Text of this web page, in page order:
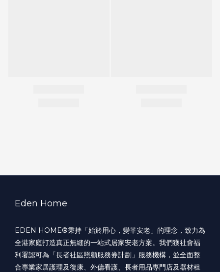
Eden Home
EDEN HOME®️秉持「始於用心，變革安老」的理念，致力為
全港家庭打造真正無縫的一站式居家安老方案。我們獲社會福
利署認可為「長者社區照顧服務券計劃」服務機構，並全面整
合專業家居護理及復康、外傭看護、長者用品專門店及器材租